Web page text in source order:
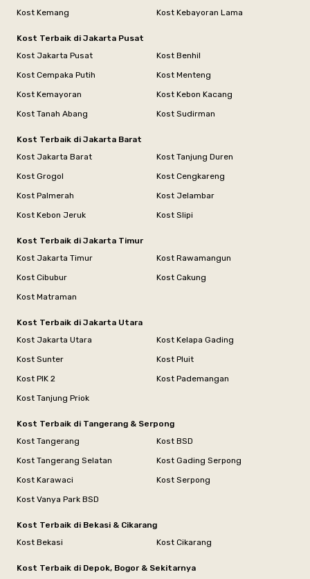
Kost Kemang
Kost Kebayoran Lama
Kost Terbaik di Jakarta Pusat
Kost Jakarta Pusat
Kost Benhil
Kost Cempaka Putih
Kost Menteng
Kost Kemayoran
Kost Kebon Kacang
Kost Tanah Abang
Kost Sudirman
Kost Terbaik di Jakarta Barat
Kost Jakarta Barat
Kost Tanjung Duren
Kost Grogol
Kost Cengkareng
Kost Palmerah
Kost Jelambar
Kost Kebon Jeruk
Kost Slipi
Kost Terbaik di Jakarta Timur
Kost Jakarta Timur
Kost Rawamangun
Kost Cibubur
Kost Cakung
Kost Matraman
Kost Terbaik di Jakarta Utara
Kost Jakarta Utara
Kost Kelapa Gading
Kost Sunter
Kost Pluit
Kost PIK 2
Kost Pademangan
Kost Tanjung Priok
Kost Terbaik di Tangerang & Serpong
Kost Tangerang
Kost BSD
Kost Tangerang Selatan
Kost Gading Serpong
Kost Karawaci
Kost Serpong
Kost Vanya Park BSD
Kost Terbaik di Bekasi & Cikarang
Kost Bekasi
Kost Cikarang
Kost Terbaik di Depok, Bogor & Sekitarnya